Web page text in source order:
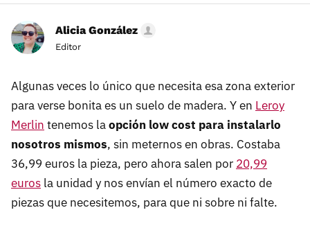
Alicia González
Editor
Algunas veces lo único que necesita esa zona exterior
para verse bonita es un suelo de madera. Y en Leroy
Merlin tenemos laopción low cost para instalarlo
nosotros mismos, sin meternos en obras. Costaba
36,99 euros la pieza, pero ahora salen por 20,99
euros la unidad y nos envían el número exacto de
piezas que necesitemos, para que ni sobre ni falte.